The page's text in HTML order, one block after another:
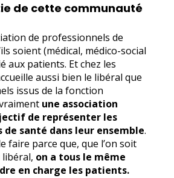
de cette communauté
de professionnels de
soient (médical, médico-social
aux patients. Et chez les
aussi bien le libéral que
issus de la fonction
une association
de représenter les
de santé dans leur ensemble.
faire parce que, que l’on soit
on a tous le même
en charge les patients.